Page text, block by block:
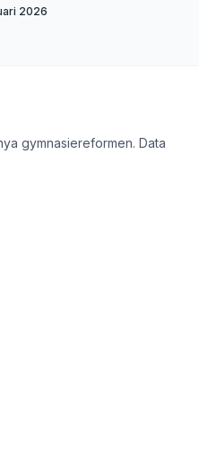
2026
gymnasiereformen. Data